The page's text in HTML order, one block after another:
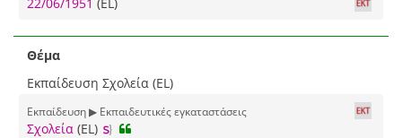
Θέμα
Εκπαίδευση Σχολεία (EL)
Εκπαίδευση ▶ Εκπαιδευτικές εγκαταστάσεις
Σχολεία (EL)